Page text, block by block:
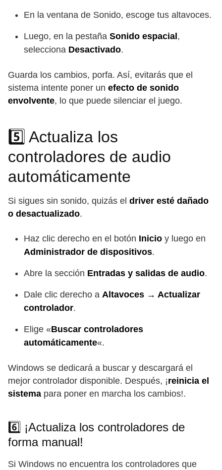
En la ventana de Sonido, escoge tus altavoces.
Luego, en la pestaña Sonido espacial,
selecciona Desactivado.
Guarda los cambios, porfa. Así, evitarás que el
sistema intente poner un efecto de sonido
envolvente, lo que puede silenciar el juego.
5️⃣ Actualiza los
controladores de audio
automáticamente
Si sigues sin sonido, quizás el driver esté dañado
o desactualizado.
Haz clic derecho en el botón Inicio y luego en
Administrador de dispositivos.
Abre la sección Entradas y salidas de audio.
Dale clic derecho a Altavoces → Actualizar
controlador.
Elige «Buscar controladores
automáticamente«.
Windows se dedicará a buscar y descargará el
mejor controlador disponible. Después, ¡reinicia el
sistema para poner en marcha los cambios!.
6️⃣ ¡Actualiza los controladores de
forma manual!
Si Windows no encuentra los controladores que